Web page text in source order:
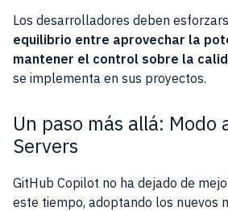
Los desarrolladores deben
equilibrio entre aprovechar la
mantener el control sobre la
se implementa en sus proyectos.
Un paso más allá: Modo
Servers
GitHub Copilot no ha dejado de
este tiempo, adoptando los nuevos